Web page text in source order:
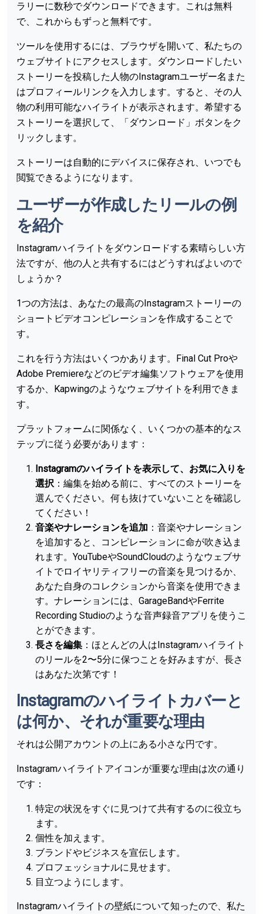
ラリーに数秒でダウンロードできます。これは無料
で、これからもずっと無料です。
ツールを使用するには、ブラウザを開いて、私たちの
ウェブサイトにアクセスします。ダウンロードしたい
ストーリーを投稿した人物のInstagramユーザー名また
はプロフィールリンクを入力します。すると、その人
物の利用可能なハイライトが表示されます。希望する
ストーリーを選択して、「ダウンロード」ボタンをク
リックします。
ストーリーは自動的にデバイスに保存され、いつでも
閲覧できるようになります。
ユーザーが作成したリールの例
を紹介
Instagramハイライトをダウンロードする素晴らしい方
法ですが、他の人と共有するにはどうすればよいので
しょうか？
1つの方法は、あなたの最高のInstagramストーリーの
ショートビデオコンピレーションを作成することで
す。
これを行う方法はいくつかあります。Final Cut Proや
Adobe Premiereなどのビデオ編集ソフトウェアを使用
するか、Kapwingのようなウェブサイトを利用できま
す。
プラットフォームに関係なく、いくつかの基本的なス
テップに従う必要があります：
Instagramのハイライトを表示して、お気に入りを
選択 ：編集を始める前に、すべてのストーリーを
選んでください。何も抜けていないことを確認し
てください！
音楽やナレーションを追加 ：音楽やナレーション
を追加すると、コンピレーションに命が吹き込ま
れます。YouTubeやSoundCloudのようなウェブサ
イトでロイヤリティフリーの音楽を見つけるか、
あなた自身のコレクションから音楽を使用できま
す。ナレーションには、GarageBandやFerrite
Recording Studioのような音声録音アプリを使うこ
とができます。
長さを編集 ：ほとんどの人はInstagramハイライト
のリールを2〜5分に保つことを好みますが、長さ
はあなた次第です！
Instagramのハイライトカバーと
は何か、それが重要な理由
それは公開アカウントの上にある小さな円です。
Instagramハイライトアイコンが重要な理由は次の通り
です：
特定の状況をすぐに見つけて共有するのに役立ち
ます。
個性を加えます。
ブランドやビジネスを宣伝します。
プロフェッショナルに見せます。
目立つようにします。
Instagramハイライトの壁紙について知ったので、私た